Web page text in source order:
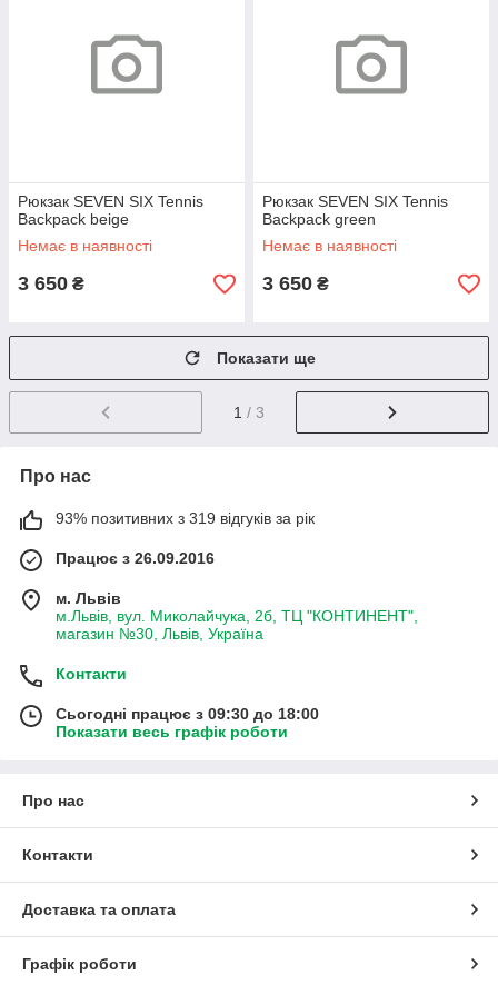
Рюкзак SEVEN SIX Tennis
Backpack beige
Немає в наявності
3 650 ₴
Рюкзак SEVEN SIX Tennis
Backpack green
Немає в наявності
3 650 ₴
Показати ще
1 / 3
Про нас
93% позитивних з 319 відгуків за рік
Працює з 26.09.2016
м. Львів
м.Львів, вул. Миколайчука, 2б, ТЦ "КОНТИНЕНТ",
магазин №30, Львів, Україна
Контакти
Сьогодні працює з 09:30 до 18:00
Показати весь графік роботи
Про нас
Контакти
Доставка та оплата
Графік роботи